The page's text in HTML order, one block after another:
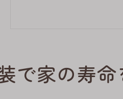
湿気に強い塗
プロのメンテ
湿度の高い静岡での
で家の寿